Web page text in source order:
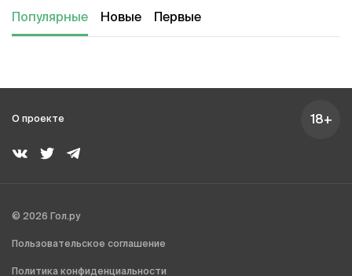
Популярные Новые Первые
О проекте 18+
© 2026 Гол.ру
Пользовательское соглашение
Политика конфиденциальности